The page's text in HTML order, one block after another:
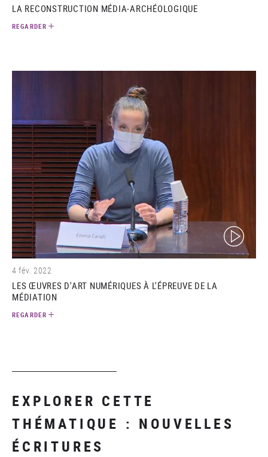
LA RECONSTRUCTION MÉDIA-ARCHÉOLOGIQUE
REGARDER
(video)
4 fév. 2022
LES ŒUVRES D'ART NUMÉRIQUES À L'ÉPREUVE DE LA
MÉDIATION
REGARDER
EXPLORER CETTE
THÉMATIQUE : NOUVELLES
ÉCRITURES